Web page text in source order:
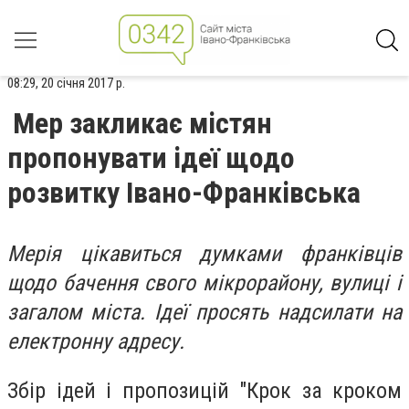
08:29, 20 січня 2017 р.
Мер закликає містян
пропонувати ідеї щодо
розвитку Івано-Франківська
Мерія цікавиться думками франківців
щодо бачення свого мікрорайону, вулиці і
загалом міста. Ідеї просять надсилати на
електронну адресу.
Збір ідей і пропозицій "Крок за кроком